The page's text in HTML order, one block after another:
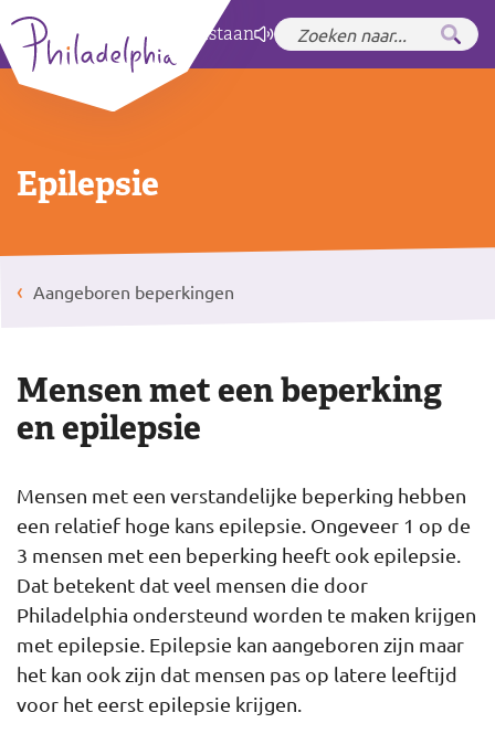
Zet hoog contrastaan
Epilepsie
Aangeboren beperkingen
Mensen met een beperking
en epilepsie
Mensen met een verstandelijke beperking hebben
een relatief hoge kans epilepsie. Ongeveer 1 op de
3 mensen met een beperking heeft ook epilepsie.
Dat betekent dat veel mensen die door
Philadelphia ondersteund worden te maken krijgen
met epilepsie. Epilepsie kan aangeboren zijn maar
het kan ook zijn dat mensen pas op latere leeftijd
voor het eerst epilepsie krijgen.